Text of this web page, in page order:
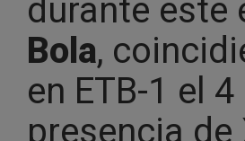
durante este
Bola,
en ETB-1 el
presencia